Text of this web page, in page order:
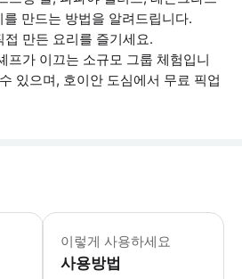
만드는 방법을 알려드립니다.
만든 요리를 즐기세요.
프가 이끄는 소규모 그룹 체험입니
있으며, 호이안 도심에서 무료 픽업
* 소요시간 : 270분 (옵션에 따라 소
이렇게 사용하세요
사용방법